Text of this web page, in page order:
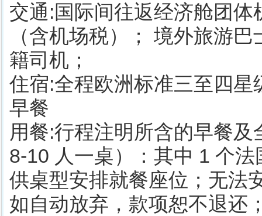
交通:国际间往返经济舱团
（含机场税）； 境外旅游
籍司机；
住宿:全程欧洲标准三至四
早餐
用餐:行程注明所含的早餐
8-10 人一桌）：其中 1 个
供桌型安排就餐座位；无法
如自动放弃，款项恕不退还